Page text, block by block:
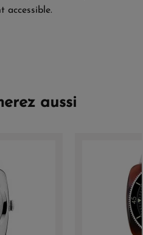
accessible.
aussi